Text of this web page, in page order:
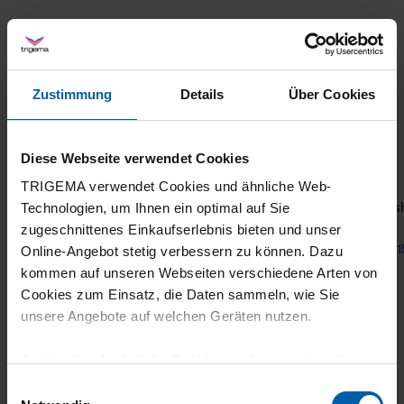
Zustimmung Details Über Cookies
Diese Webseite verwendet Cookies
TRIGEMA verwendet Cookies und ähnliche Web-
Technologien, um Ihnen ein optimal auf Sie
zugeschnittenes Einkaufserlebnis bieten und unser
Online-Angebot stetig verbessern zu können. Dazu
kommen auf unseren Webseiten verschiedene Arten von
Cookies zum Einsatz, die Daten sammeln, wie Sie
unsere Angebote auf welchen Geräten nutzen.
Hoodie with large back print
from 57,54 € 82,20 € from